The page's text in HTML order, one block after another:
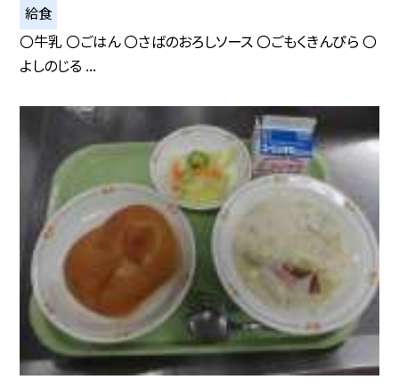
給食
〇牛乳 〇ごはん 〇さばのおろしソース 〇ごもくきんぴら 〇
よしのじる ...